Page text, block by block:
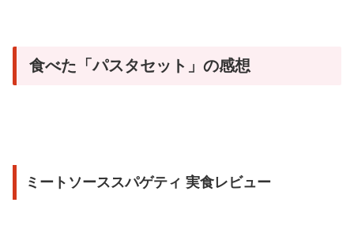
食べた「パスタセット」の感想
ミートソーススパゲティ 実食レビュー